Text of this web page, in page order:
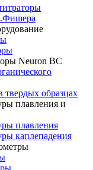
Neuron BC
твердых образцах
плавления и
плавления
каплепадения